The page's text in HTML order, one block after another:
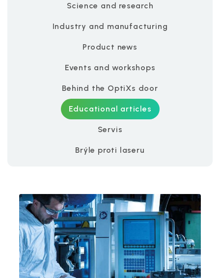
Science and research
Industry and manufacturing
Product news
Events and workshops
Behind the OptiXs door
Educational articles
Servis
Brýle proti laseru